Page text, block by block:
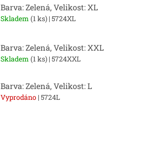
Barva: Zelená, Velikost: XL
Skladem (1 ks) | 5724XL
Barva: Zelená, Velikost: XXL
Skladem (1 ks) | 5724XXL
Barva: Zelená, Velikost: L
Vyprodáno | 5724L